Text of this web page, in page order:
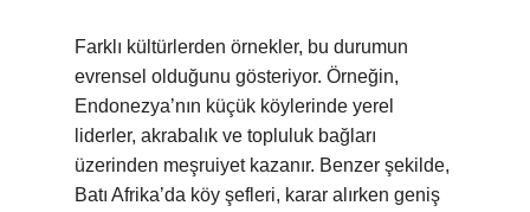
Farklı kültürlerden örnekler, bu durumun
evrensel olduğunu gösteriyor. Örneğin,
Endonezya’nın küçük köylerinde yerel
liderler, akrabalık ve topluluk bağları
üzerinden meşruiyet kazanır. Benzer şekilde,
Batı Afrika’da köy şefleri, karar alırken geniş